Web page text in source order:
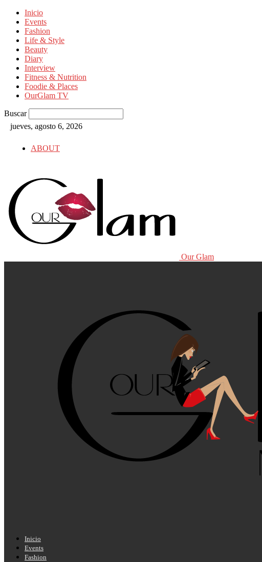
Inicio
Events
Fashion
Life & Style
Beauty
Diary
Interview
Fitness & Nutrition
Foodie & Places
OurGlam TV
Buscar
jueves, agosto 6, 2026
ABOUT
Our Glam
Inicio
Events
Fashion